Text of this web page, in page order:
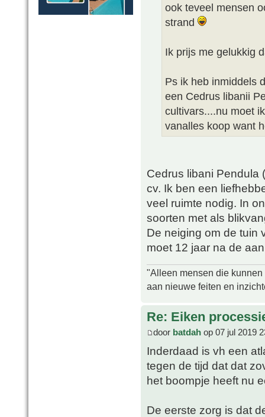
ook teveel mensen
strand
Ik prijs me gelukkig
Ps ik heb inmiddels
een Cedrus libanii
cultivars....nu moet
vanalles koop want
Cedrus libani Pendula
cv. Ik ben een
veel ruimte nodig. In
soorten met als
De neiging om de tuin
moet 12 jaar na de
"Alleen mensen die
aan nieuwe feiten en
Re: Eiken
door batdah op 07 jul 2019
Inderdaad is vh een
tegen de tijd dat dat
het boompje heeft nu
De eerste zorg is dat